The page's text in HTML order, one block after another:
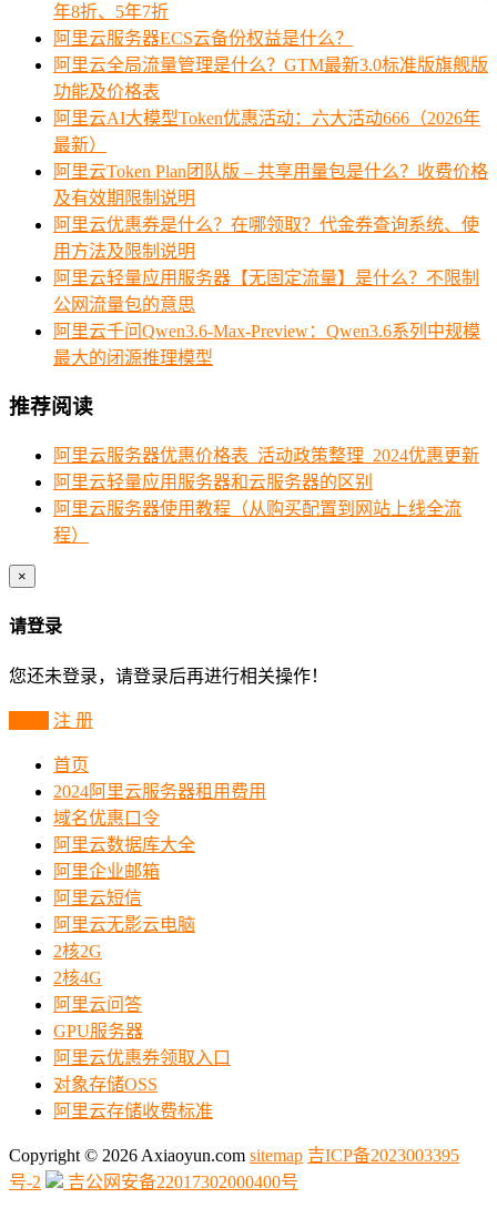
年8折、5年7折
阿里云服务器ECS云备份权益是什么？
阿里云全局流量管理是什么？GTM最新3.0标准版旗舰版
功能及价格表
阿里云AI大模型Token优惠活动：六大活动666（2026年
最新）
阿里云Token Plan团队版 – 共享用量包是什么？收费价格
及有效期限制说明
阿里云优惠券是什么？在哪领取？代金券查询系统、使
用方法及限制说明
阿里云轻量应用服务器【无固定流量】是什么？不限制
公网流量包的意思
阿里云千问Qwen3.6-Max-Preview：Qwen3.6系列中规模
最大的闭源推理模型
推荐阅读
阿里云服务器优惠价格表_活动政策整理_2024优惠更新
阿里云轻量应用服务器和云服务器的区别
阿里云服务器使用教程（从购买配置到网站上线全流
程）
×
请登录
您还未登录，请登录后再进行相关操作！
注 册
首页
2024阿里云服务器租用费用
域名优惠口令
阿里云数据库大全
阿里企业邮箱
阿里云短信
阿里云无影云电脑
2核2G
2核4G
阿里云问答
GPU服务器
阿里云优惠券领取入口
对象存储OSS
阿里云存储收费标准
Copyright © 2026 Axiaoyun.com sitemap 吉ICP备2023003395
号-2
吉公网安备22017302000400号